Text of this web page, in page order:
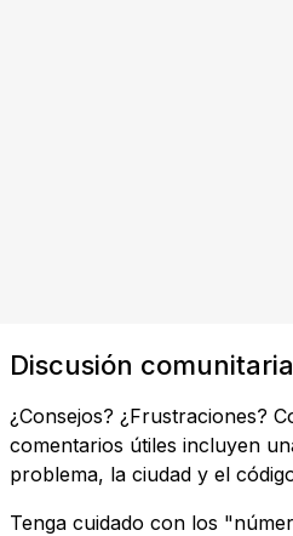
Discusión comunitaria
¿Consejos? ¿Frustraciones?
comentarios útiles incluyen
problema, la ciudad y el
Tenga cuidado con los